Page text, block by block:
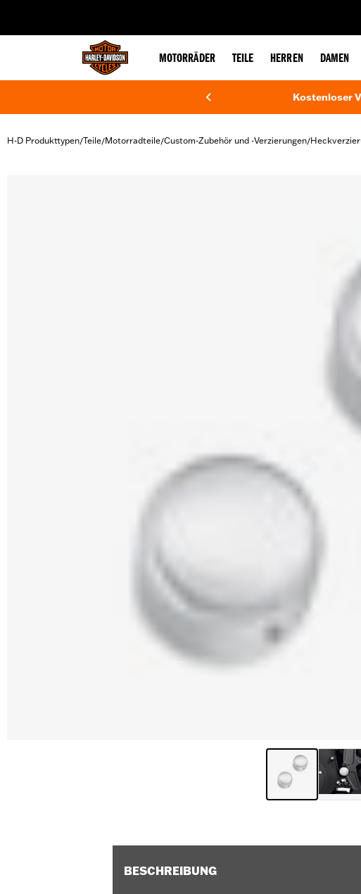
MOTORRÄDER TEILE HERREN DAMEN
Kostenloser
H-D Produkttypen/Teile/Motorradteile/Custom-Zubehör und -Verzierungen/
BESCHREIBUNG